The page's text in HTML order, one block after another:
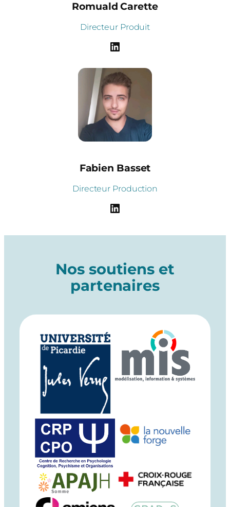
Romuald Carette
Directeur Produit
LinkedIn
Fabien Basset
Directeur Production
LinkedIn
Nos soutiens et
partenaires